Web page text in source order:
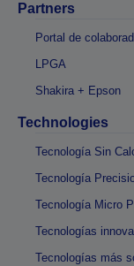
Partners
Portal de
LPGA
Shakira + Epson
Technologies
Tecnología Sin
Tecnología
Tecnología Micro
Tecnologías
Tecnologías más